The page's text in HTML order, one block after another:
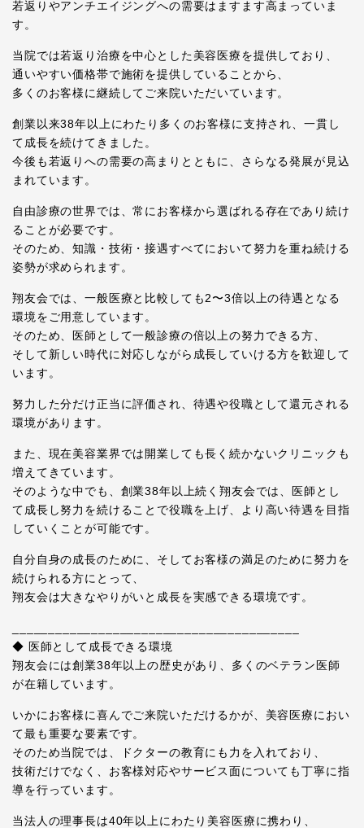
若返りやアンチエイジングへの需要はますます高まっていま
す。
当院では若返り治療を中心とした美容医療を提供しており、
通いやすい価格帯で施術を提供していることから、
多くのお客様に継続してご来院いただいています。
創業以来38年以上にわたり多くのお客様に支持され、一貫し
て成長を続けてきました。
今後も若返りへの需要の高まりとともに、さらなる発展が見込
まれています。
自由診療の世界では、常にお客様から選ばれる存在であり続け
ることが必要です。
そのため、知識・技術・接遇すべてにおいて努力を重ね続ける
姿勢が求められます。
翔友会では、一般医療と比較しても2〜3倍以上の待遇となる
環境をご用意しています。
そのため、医師として一般診療の倍以上の努力できる方、
そして新しい時代に対応しながら成長していける方を歓迎して
います。
努力した分だけ正当に評価され、待遇や役職として還元される
環境があります。
また、現在美容業界では開業しても長く続かないクリニックも
増えてきています。
そのような中でも、創業38年以上続く翔友会では、医師とし
て成長し努力を続けることで役職を上げ、より高い待遇を目指
していくことが可能です。
自分自身の成長のために、そしてお客様の満足のために努力を
続けられる方にとって、
翔友会は大きなやりがいと成長を実感できる環境です。
◆ 医師として成長できる環境
翔友会には創業38年以上の歴史があり、多くのベテラン医師
が在籍しています。
いかにお客様に喜んでご来院いただけるかが、美容医療におい
て最も重要な要素です。
そのため当院では、ドクターの教育にも力を入れており、
技術だけでなく、お客様対応やサービス面についても丁寧に指
導を行っています。
当法人の理事長は40年以上にわたり美容医療に携わり、